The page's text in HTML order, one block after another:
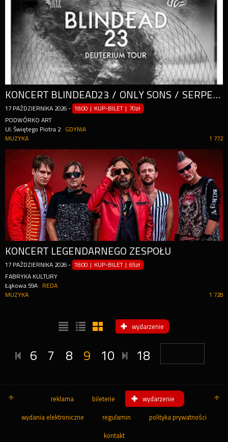
KONCERT BLINDEAD23 / ONLY SONS / SERPENTS
17 PAŹDZIERNIKA 2026 - 18:00 | KUP-BILET | 70zł
PODWÓRKO ART
Ul. Świętego Piotra 2
GDYNIA
1 772
MUZYKA
KONCERT LEGENDARNEGO ZESPOŁU
17 PAŹDZIERNIKA 2026 - 18:00 | KUP-BILET |65zł
FABRYKA KULTURY
Łąkowa 59A
REDA
1 728
MUZYKA
wydarzenie
6 7 8 9 10 18
reklama bileterie wydarzenie
wydania elektroniczne regulamin polityka prywatności
kontakt